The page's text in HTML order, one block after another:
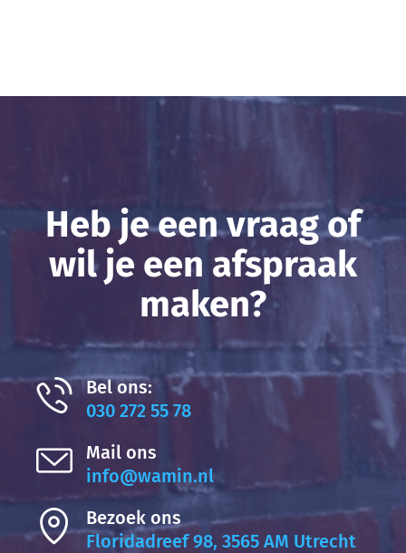
Heb je een vraag of
wil je een afspraak
maken?
Bel ons:
030 272 55 78
Mail ons
info@wamin.nl
Bezoek ons
Floridadreef 98, 3565 AM Utrecht